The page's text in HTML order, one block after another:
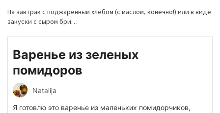
На завтрак с поджаренным хлебом (с маслом, конечно!) или в виде
закуски с сыром бри…
Варенье из зеленых
помидоров
Natalija
Я готовлю это варенье из маленьких помидорчиков,